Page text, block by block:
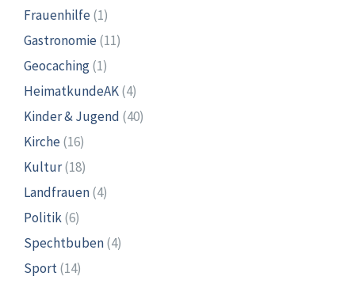
Frauenhilfe(1)
Gastronomie(11)
Geocaching(1)
HeimatkundeAK(4)
Kinder & Jugend (40)
Kirche(16)
Kultur(18)
Landfrauen(4)
Politik(6)
Spechtbuben(4)
Sport(14)